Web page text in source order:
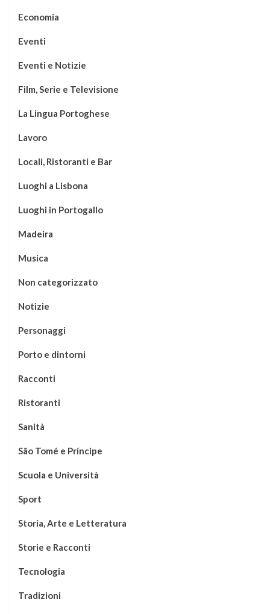
Economia
Eventi
Eventi e Notizie
Film, Serie e Televisione
La Lingua Portoghese
Lavoro
Locali, Ristoranti e Bar
Luoghi a Lisbona
Luoghi in Portogallo
Madeira
Musica
Non categorizzato
Notizie
Personaggi
Porto e dintorni
Racconti
Ristoranti
Sanità
São Tomé e Príncipe
Scuola e Università
Sport
Storia, Arte e Letteratura
Storie e Racconti
Tecnologia
Tradizioni